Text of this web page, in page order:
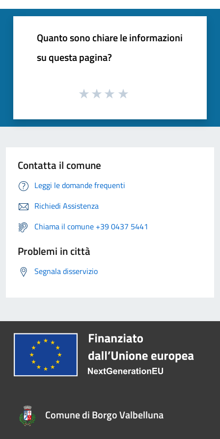
Quanto sono chiare le informazioni
su questa pagina?
Contatta il comune
Leggi le domande frequenti
Richiedi Assistenza
Chiama il comune +39 0437 5441
Problemi in città
Segnala disservizio
Comune di Borgo Valbelluna